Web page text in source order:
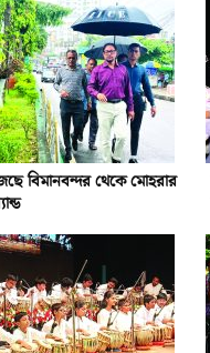
বিমানবন্দর থেকে মোহরার